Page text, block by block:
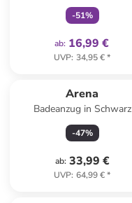
-51%
ab: 16,99 €
UVP: 34,95 €*
Arena
Badeanzug in Schwarz
-47%
ab: 33,99 €
UVP: 64,99 €*